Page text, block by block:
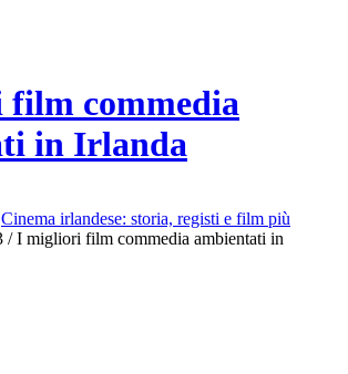
commedia
in Irlanda
Cinema irlandese: storia, registi e film più
/ I migliori film commedia ambientati in